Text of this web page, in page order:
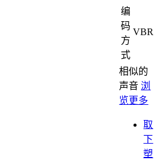
编
码
方
式
VBR
相似的
声音 浏
览更多
取
下
塑